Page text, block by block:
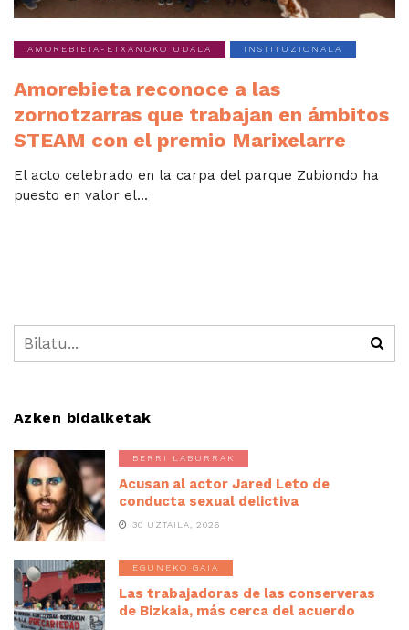
AMOREBIETA-ETXANOKO UDALA INSTITUZIONALA
Amorebieta reconoce a las
zornotzarras que trabajan en ámbitos
STEAM con el premio Marixelarre
El acto celebrado en la carpa del parque Zubiondo ha
puesto en valor el...
Azken bidalketak
BERRI LABURRAK
Acusan al actor Jared Leto de
conducta sexual delictiva
30 UZTAILA, 2026
EGUNEKO GAIA
Las trabajadoras de las conserveras
de Bizkaia, más cerca del acuerdo